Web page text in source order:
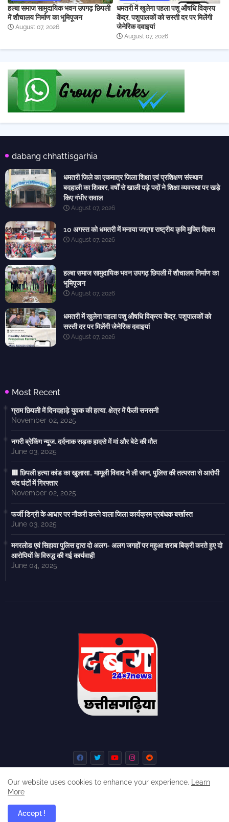
हल्बा समाज सामुदायिक भवन उपगढ़ छिपली
में शौचालय निर्माण का भूमिपूजन
August 07, 2026
धमतरी में खुलेगा पहला पशु औषधि विक्रय
केंद्र, पशुपालकों को सस्ती दर पर मिलेंगी
जेनेरिक दवाइयां
August 07, 2026
dabang chhattisgarhia
धमतरी जिले का एकमात्र जिला शिक्षा एवं प्रशिक्षण संस्थान
बदहाली का शिकार, वर्षों से खाली पड़े पदों ने शिक्षा व्यवस्था पर खड़े
किए गंभीर सवाल
August 07, 2026
10 अगस्त को धमतरी में मनाया जाएगा राष्ट्रीय कृमि मुक्ति दिवस
August 07, 2026
हल्बा समाज सामुदायिक भवन उपगढ़ छिपली में शौचालय निर्माण का
भूमिपूजन
August 07, 2026
धमतरी में खुलेगा पहला पशु औषधि विक्रय केंद्र, पशुपालकों को
सस्ती दर पर मिलेंगी जेनेरिक दवाइयां
August 07, 2026
Most Recent
ग्राम छिपली में दिनदहाड़े युवक की हत्या, क्षेत्र में फैली सनसनी
November 02, 2025
नगरी ब्रेकिंग न्यूज..दर्दनाक सड़क हादसे में मां और बेटे की मौत
June 03, 2025
🟥 छिपली हत्या कांड का खुलासा.. मामूली विवाद ने ली जान, पुलिस की तत्परता से आरोपी
चंद घंटों में गिरफ्तार
November 02, 2025
फर्जी डिग्री के आधार पर नौकरी करने वाला जिला कार्यक्रम प्रबंधक बर्खास्त
June 03, 2025
मगरलोड एवं सिहावा पुलिस द्वारा दो अलग- अलग जगहों पर महुआ शराब बिक्री करते हुए दो
आरोपियों के विरुद्ध की गई कार्यवाही
June 04, 2025
Our website uses cookies to enhance your experience.
Learn
More
Accept !